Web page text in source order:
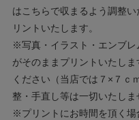
はこちらで収まるよう調整
リントいたします。
※写真・イラスト・エンブレ
がそのままプリントいたし
ください（当店では７×７ｃ
整・手直し等は一切いたしま
※プリントにお時間を頂く場